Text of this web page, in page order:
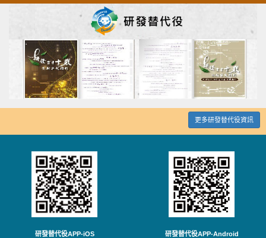
更多研發替代役資訊
研發替代役APP-iOS 研發替代役APP-Android